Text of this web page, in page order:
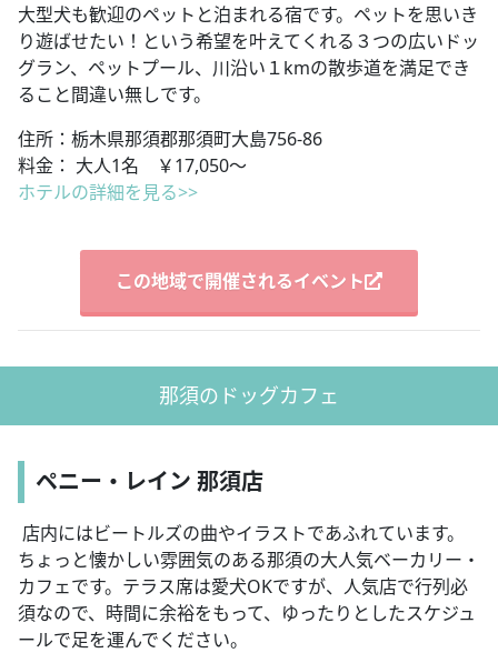
大型犬も歓迎のペットと泊まれる宿です。ペットを思いき
り遊ばせたい！という希望を叶えてくれる３つの広いドッ
グラン、ペットプール、川沿い１kmの散歩道を満足でき
ること間違い無しです。
住所：栃木県那須郡那須町大島756-86
料金： 大人1名 ￥17,050～
ホテルの詳細を見る>>
この地域で開催されるイベント
那須のドッグカフェ
ペニー・レイン 那須店
店内にはビートルズの曲やイラストであふれています。
ちょっと懐かしい雰囲気のある那須の大人気ベーカリー・
カフェです。テラス席は愛犬OKですが、人気店で行列必
須なので、時間に余裕をもって、ゆったりとしたスケジュ
ールで足を運んでください。